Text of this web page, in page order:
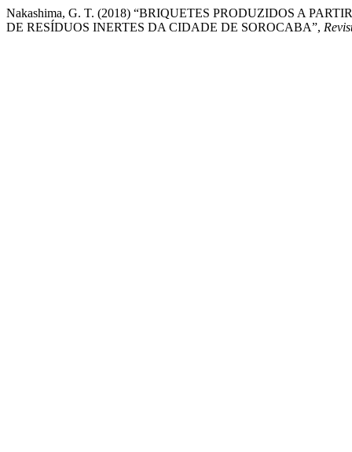
Nakashima, G. T. (2018) “BRIQUETES PRODUZIDOS A
DE RESÍDUOS INERTES DA CIDADE DE SOROCABA”,